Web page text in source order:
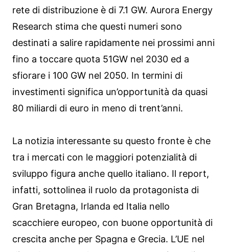
rete di distribuzione è di 7.1 GW. Aurora Energy
Research stima che questi numeri sono
destinati a salire rapidamente nei prossimi anni
fino a toccare quota 51GW nel 2030 ed a
sfiorare i 100 GW nel 2050. In termini di
investimenti significa un’opportunità da quasi
80 miliardi di euro in meno di trent’anni.
La notizia interessante su questo fronte è che
tra i mercati con le maggiori potenzialità di
sviluppo figura anche quello italiano. Il report,
infatti, sottolinea il ruolo da protagonista di
Gran Bretagna, Irlanda ed Italia nello
scacchiere europeo, con buone opportunità di
crescita anche per Spagna e Grecia. L’UE nel